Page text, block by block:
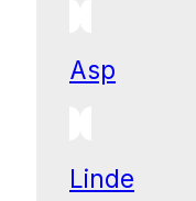
Asp
Linde